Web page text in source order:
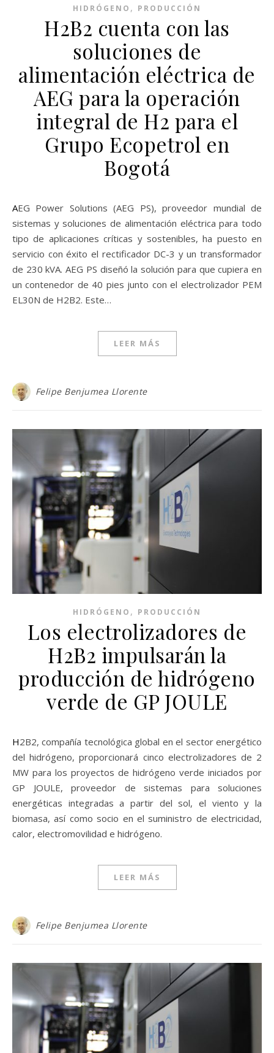
HIDRÓGENO , PRODUCCIÓN
H2B2 cuenta con las
soluciones de
alimentación eléctrica de
AEG para la operación
integral de H2 para el
Grupo Ecopetrol en
Bogotá
AEG Power Solutions (AEG PS), proveedor mundial de
sistemas y soluciones de alimentación eléctrica para todo
tipo de aplicaciones críticas y sostenibles, ha puesto en
servicio con éxito el rectificador DC-3 y un transformador
de 230 kVA. AEG PS diseñó la solución para que cupiera en
un contenedor de 40 pies junto con el electrolizador PEM
EL30N de H2B2. Este…
LEER MÁS
Felipe Benjumea Llorente
HIDRÓGENO , PRODUCCIÓN
Los electrolizadores de
H2B2 impulsarán la
producción de hidrógeno
verde de GP JOULE
H2B2, compañía tecnológica global en el sector energético
del hidrógeno, proporcionará cinco electrolizadores de 2
MW para los proyectos de hidrógeno verde iniciados por
GP JOULE, proveedor de sistemas para soluciones
energéticas integradas a partir del sol, el viento y la
biomasa, así como socio en el suministro de electricidad,
calor, electromovilidad e hidrógeno.
LEER MÁS
Felipe Benjumea Llorente